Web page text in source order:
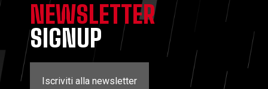
NEWSLETTER
SIGNUP
Iscriviti alla newsletter